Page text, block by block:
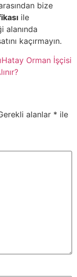
bize
ile
alanında
kaçırmayın.
Hatay Orman İşçisi
alanlar * ile